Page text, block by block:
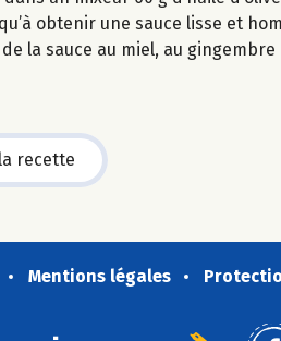
obtenir une sauce lisse et
la sauce au miel, au
recette
Mentions légales